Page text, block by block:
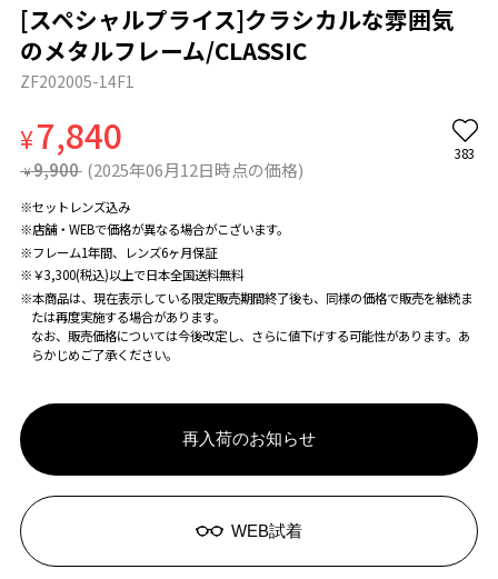
[スペシャルプライス]クラシカルな雰囲気
のメタルフレーム/CLASSIC
ZF202005-14F1
¥7,840
¥ 9,900 (2025年06月12日時点の価格)
383
※セットレンズ込み
※店舗・WEBで価格が異なる場合がこざいます。
※フレーム1年間、レンズ6ヶ月保証
※￥3,300(税込)以上で日本全国送料無料
※本商品は、現在表示している限定販売期間終了後も、同様の価格で販売を継続ま
たは再度実施する場合があります。
なお、販売価格については今後改定し、さらに値下げする可能性があります。あ
らかじめご了承ください。
再入荷のお知らせ
WEB試着